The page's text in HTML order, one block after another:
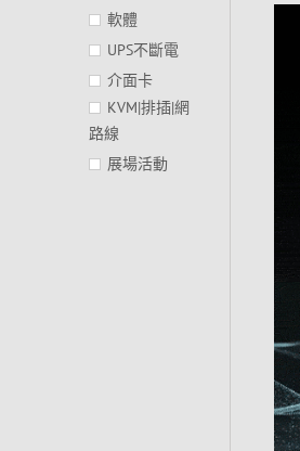
軟體
UPS不斷電
介面卡
KVM|排插|網
路線
展場活動